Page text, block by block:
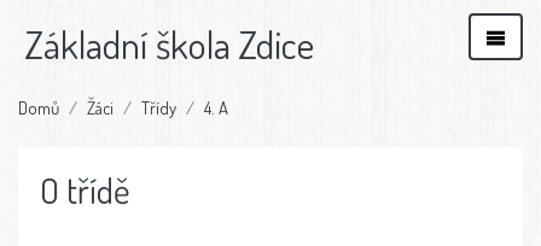
Základní škola Zdice
Domů Žáci Třídy 4. A
O třídě